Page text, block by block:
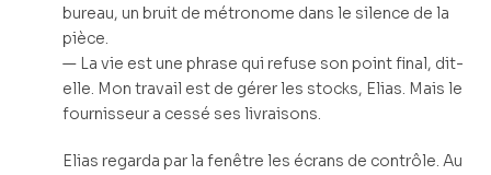
bureau, un bruit de métronome dans le silence de la
pièce.
— La vie est une phrase qui refuse son point final, dit-
elle. Mon travail est de gérer les stocks, Elias. Mais le
fournisseur a cessé ses livraisons.
Elias regarda par la fenêtre les écrans de contrôle. Au